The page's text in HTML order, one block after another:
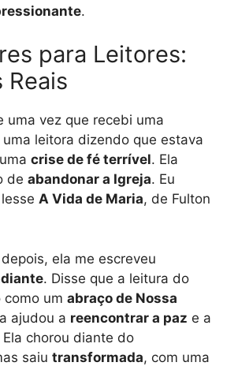
.
para Leitores:
Reais
uma vez que recebi uma
leitora dizendo que estava
crise de fé terrível. Ela
de abandonar a Igreja. Eu
A Vida de Maria, de Fulton
ela me escreveu
. Disse que a leitura do
como um abraço de Nossa
ajudou a reencontrar a paz e a
Ela chorou diante do
saiu transformada, com uma